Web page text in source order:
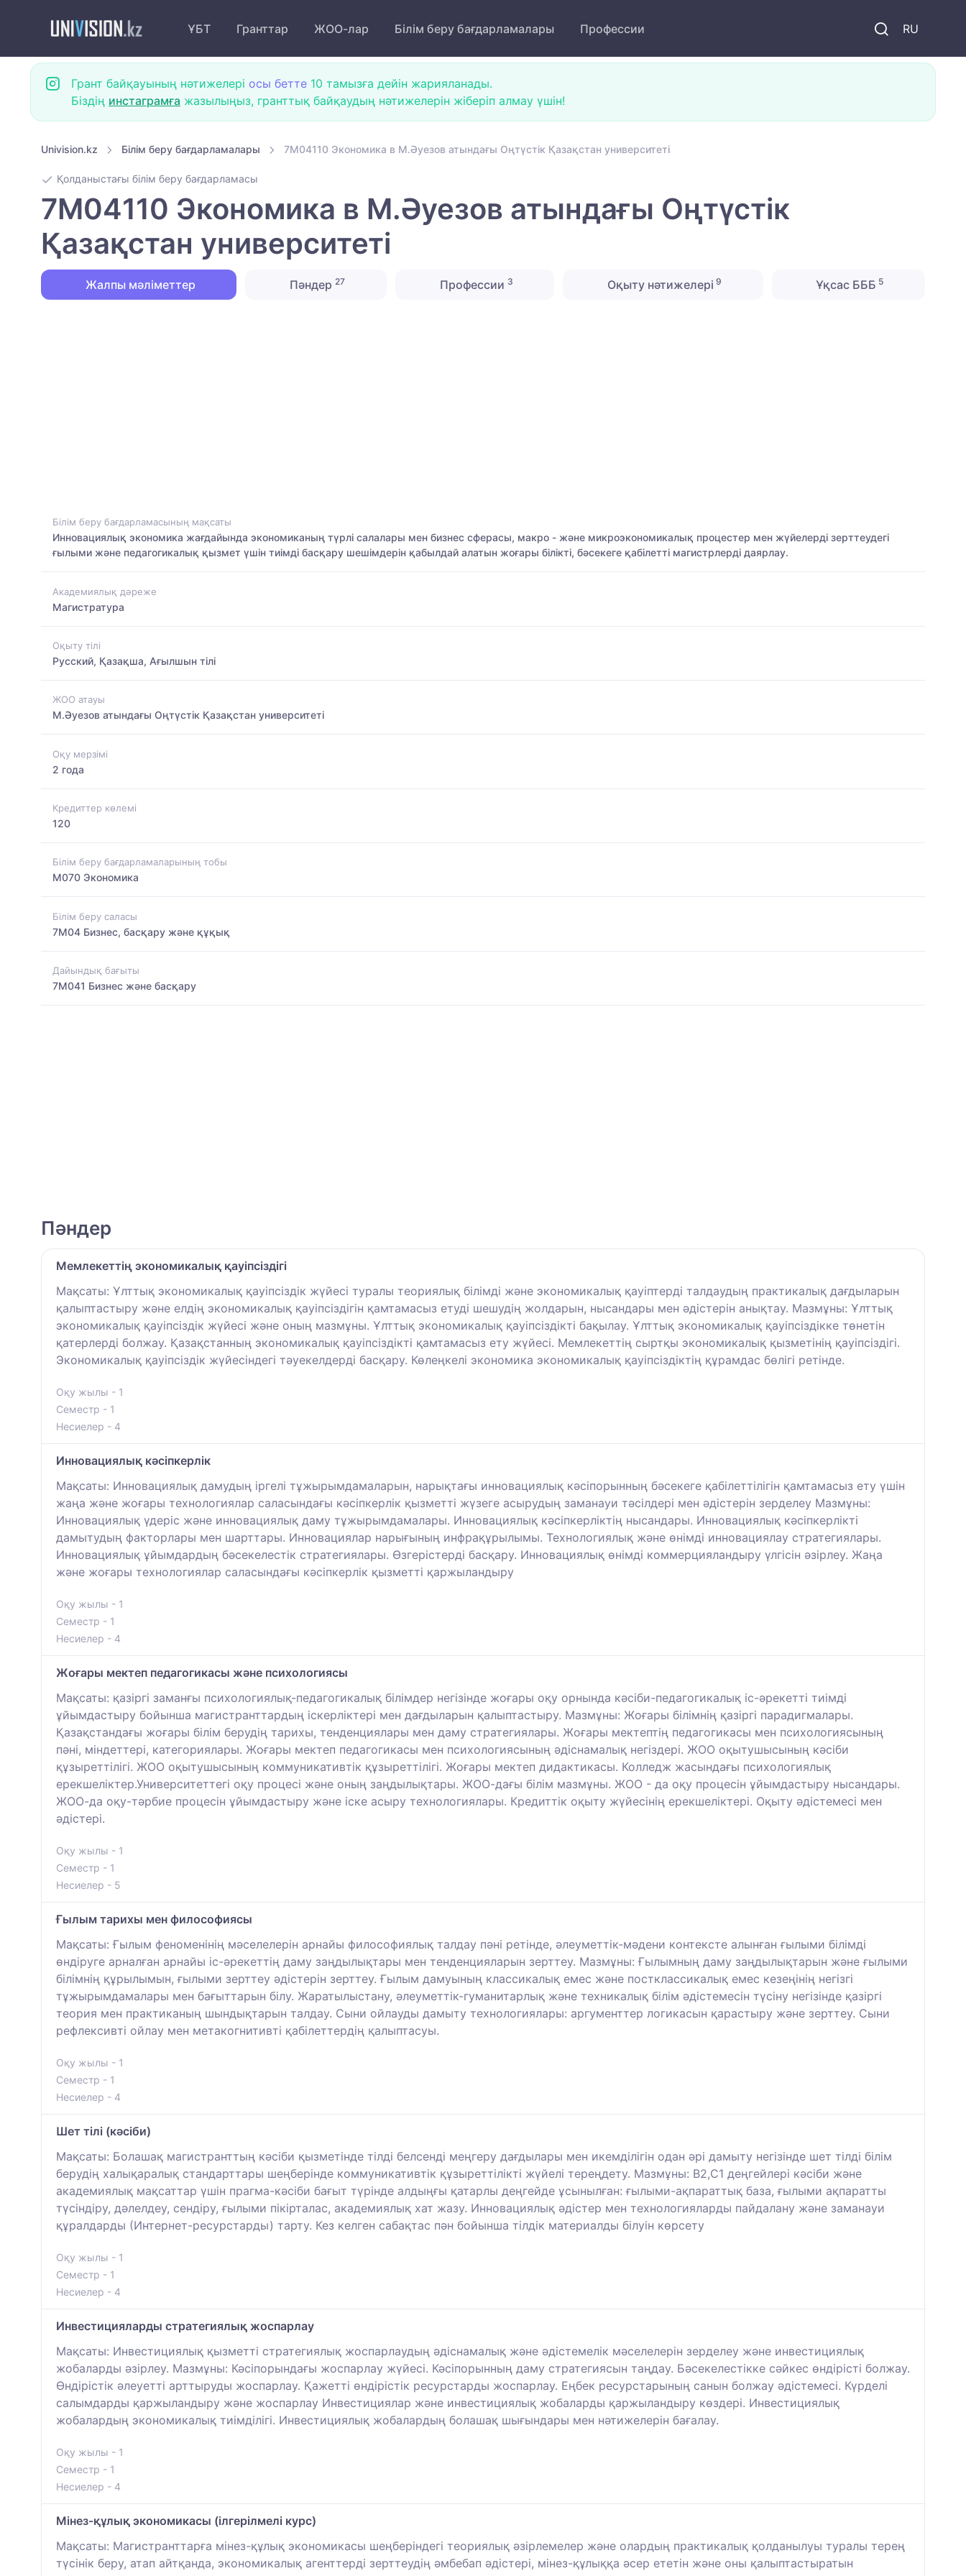
RU
ҰБТ Гранттар ЖОО-лар Білім беру бағдарламалары Профессии
Грант байқауының нәтижелері осы бетте 10 тамызға дейін жарияланады.
Біздің инстаграмға жазылыңыз, гранттық байқаудың нәтижелерін жіберіп алмау үшін!
Univision.kz Білім беру бағдарламалары 7M04110 Экономика в М.Әуезов атындағы Оңтүстік Қазақстан университеті
Қолданыстағы білім беру бағдарламасы
7M04110 Экономика в М.Әуезов атындағы Оңтүстік
Қазақстан университеті
Жалпы мәліметтер Пәндер27 Профессии 3 Оқыту нәтижелері 9 Ұқсас БББ 5
Білім беру бағдарламасының мақсаты
Инновациялық экономика жағдайында экономиканың түрлі салалары мен бизнес сферасы, макро - және микроэкономикалық процестер мен жүйелерді зерттеудегі
ғылыми және педагогикалық қызмет үшін тиімді басқару шешімдерін қабылдай алатын жоғары білікті, бәсекеге қабілетті магистрлерді даярлау.
Академиялық дәреже
Магистратура
Оқыту тілі
Русский, Қазақша, Ағылшын тілі
ЖОО атауы
М.Әуезов атындағы Оңтүстік Қазақстан университеті
Оқу мерзімі
2 года
Кредиттер көлемі
120
Білім беру бағдарламаларының тобы
M070 Экономика
Білім беру саласы
7M04 Бизнес, басқару және құқық
Дайындық бағыты
7M041 Бизнес және басқару
Пәндер
Мемлекеттің экономикалық қауіпсіздігі
Мақсаты: Ұлттық экономикалық қауіпсіздік жүйесі туралы теориялық білімді және экономикалық қауіптерді талдаудың практикалық дағдыларын
қалыптастыру және елдің экономикалық қауіпсіздігін қамтамасыз етуді шешудің жолдарын, нысандары мен әдістерін анықтау. Мазмұны: Ұлттық
экономикалық қауіпсіздік жүйесі және оның мазмұны. Ұлттық экономикалық қауіпсіздікті бақылау. Ұлттық экономикалық қауіпсіздікке төнетін
қатерлерді болжау. Қазақстанның экономикалық қауіпсіздікті қамтамасыз ету жүйесі. Мемлекеттің сыртқы экономикалық қызметінің қауіпсіздігі.
Экономикалық қауіпсіздік жүйесіндегі тәуекелдерді басқару. Көлеңкелі экономика экономикалық қауіпсіздіктің құрамдас бөлігі ретінде.
Оқу жылы - 1
Семестр - 1
Несиелер - 4
Инновациялық кәсіпкерлік
Мақсаты: Инновациялық дамудың іргелі тұжырымдамаларын, нарықтағы инновациялық кәсіпорынның бәсекеге қабілеттілігін қамтамасыз ету үшін
жаңа және жоғары технологиялар саласындағы кәсіпкерлік қызметті жүзеге асырудың заманауи тәсілдері мен әдістерін зерделеу Мазмұны:
Инновациялық үдеріс және инновациялық даму тұжырымдамалары. Инновациялық кәсіпкерліктің нысандары. Инновациялық кәсіпкерлікті
дамытудың факторлары мен шарттары. Инновациялар нарығының инфрақұрылымы. Технологиялық және өнімді инновациялау стратегиялары.
Инновациялық ұйымдардың бәсекелестік стратегиялары. Өзгерістерді басқару. Инновациялық өнімді коммерцияландыру үлгісін әзірлеу. Жаңа
және жоғары технологиялар саласындағы кәсіпкерлік қызметті қаржыландыру
Оқу жылы - 1
Семестр - 1
Несиелер - 4
Жоғары мектеп педагогикасы және психологиясы
Мақсаты: қазіргі заманғы психологиялық-педагогикалық білімдер негізінде жоғары оқу орнында кәсіби-педагогикалық іс-әрекетті тиімді
ұйымдастыру бойынша магистранттардың іскерліктері мен дағдыларын қалыптастыру. Мазмұны: Жоғары білімнің қазіргі парадигмалары.
Қазақстандағы жоғары білім берудің тарихы, тенденциялары мен даму стратегиялары. Жоғары мектептің педагогикасы мен психологиясының
пәні, міндеттері, категориялары. Жоғары мектеп педагогикасы мен психологиясының әдіснамалық негіздері. ЖОО оқытушысының кәсіби
құзыреттілігі. ЖОО оқытушысының коммуникативтік құзыреттілігі. Жоғары мектеп дидактикасы. Колледж жасындағы психологиялық
ерекшеліктер.Университеттегі оқу процесі және оның заңдылықтары. ЖОО-дағы білім мазмұны. ЖОО - да оқу процесін ұйымдастыру нысандары.
ЖОО-да оқу-тәрбие процесін ұйымдастыру және іске асыру технологиялары. Кредиттік оқыту жүйесінің ерекшеліктері. Оқыту әдістемесі мен
әдістері.
Оқу жылы - 1
Семестр - 1
Несиелер - 5
Ғылым тарихы мен философиясы
Мақсаты: Ғылым феноменінің мәселелерін арнайы философиялық талдау пәні ретінде, әлеуметтік-мәдени контексте алынған ғылыми білімді
өндіруге арналған арнайы іс-әрекеттің даму заңдылықтары мен тенденцияларын зерттеу. Мазмұны: Ғылымның даму заңдылықтарын және ғылыми
білімнің құрылымын, ғылыми зерттеу әдістерін зерттеу. Ғылым дамуының классикалық емес және постклассикалық емес кезеңінің негізгі
тұжырымдамалары мен бағыттарын білу. Жаратылыстану, әлеуметтік-гуманитарлық және техникалық білім әдістемесін түсіну негізінде қазіргі
теория мен практиканың шындықтарын талдау. Сыни ойлауды дамыту технологиялары: аргументтер логикасын қарастыру және зерттеу. Сыни
рефлексивті ойлау мен метакогнитивті қабілеттердің қалыптасуы.
Оқу жылы - 1
Семестр - 1
Несиелер - 4
Шет тілі (кәсіби)
Мақсаты: Болашақ магистранттың кәсіби қызметінде тілді белсенді меңгеру дағдылары мен икемділігін одан әрі дамыту негізінде шет тілді білім
берудің халықаралық стандарттары шеңберінде коммуникативтік құзыреттілікті жүйелі тереңдету. Мазмұны: В2,С1 деңгейлері кәсіби және
академиялық мақсаттар үшін прагма-кәсіби бағыт түрінде алдыңғы қатарлы деңгейде ұсынылған: ғылыми-ақпараттық база, ғылыми ақпаратты
түсіндіру, дәлелдеу, сендіру, ғылыми пікірталас, академиялық хат жазу. Инновациялық әдістер мен технологияларды пайдалану және заманауи
құралдарды (Интернет-ресурстарды) тарту. Кез келген сабақтас пән бойынша тілдік материалды білуін көрсету
Оқу жылы - 1
Семестр - 1
Несиелер - 4
Инвестицияларды стратегиялық жоспарлау
Мақсаты: Инвестициялық қызметті стратегиялық жоспарлаудың әдіснамалық және әдістемелік мәселелерін зерделеу және инвестициялық
жобаларды әзірлеу. Мазмұны: Кәсіпорындағы жоспарлау жүйесі. Кәсіпорынның даму стратегиясын таңдау. Бәсекелестікке сәйкес өндірісті болжау.
Өндірістік әлеуетті арттыруды жоспарлау. Қажетті өндірістік ресурстарды жоспарлау. Еңбек ресурстарының санын болжау әдістемесі. Күрделі
салымдарды қаржыландыру және жоспарлау Инвестициялар және инвестициялық жобаларды қаржыландыру көздері. Инвестициялық
жобалардың экономикалық тиімділігі. Инвестициялық жобалардың болашақ шығындары мен нәтижелерін бағалау.
Оқу жылы - 1
Семестр - 1
Несиелер - 4
Мінез-құлық экономикасы (ілгерілмелі курс)
Мақсаты: Магистранттарға мінез-құлық экономикасы шеңберіндегі теориялық әзірлемелер және олардың практикалық қолданылуы туралы терең
түсінік беру, атап айтқанда, экономикалық агенттерді зерттеудің әмбебап әдістері, мінез-құлыққа әсер ететін және оны қалыптастыратын